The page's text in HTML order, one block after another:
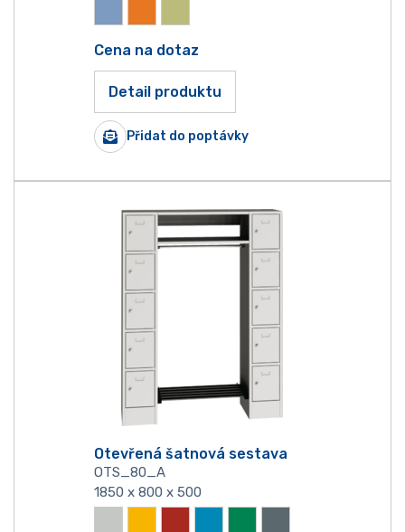
Cena na dotaz
Detail produktu
Přidat do poptávky
Otevřená šatnová sestava
OTS_80_A
1850 x 800 x 500